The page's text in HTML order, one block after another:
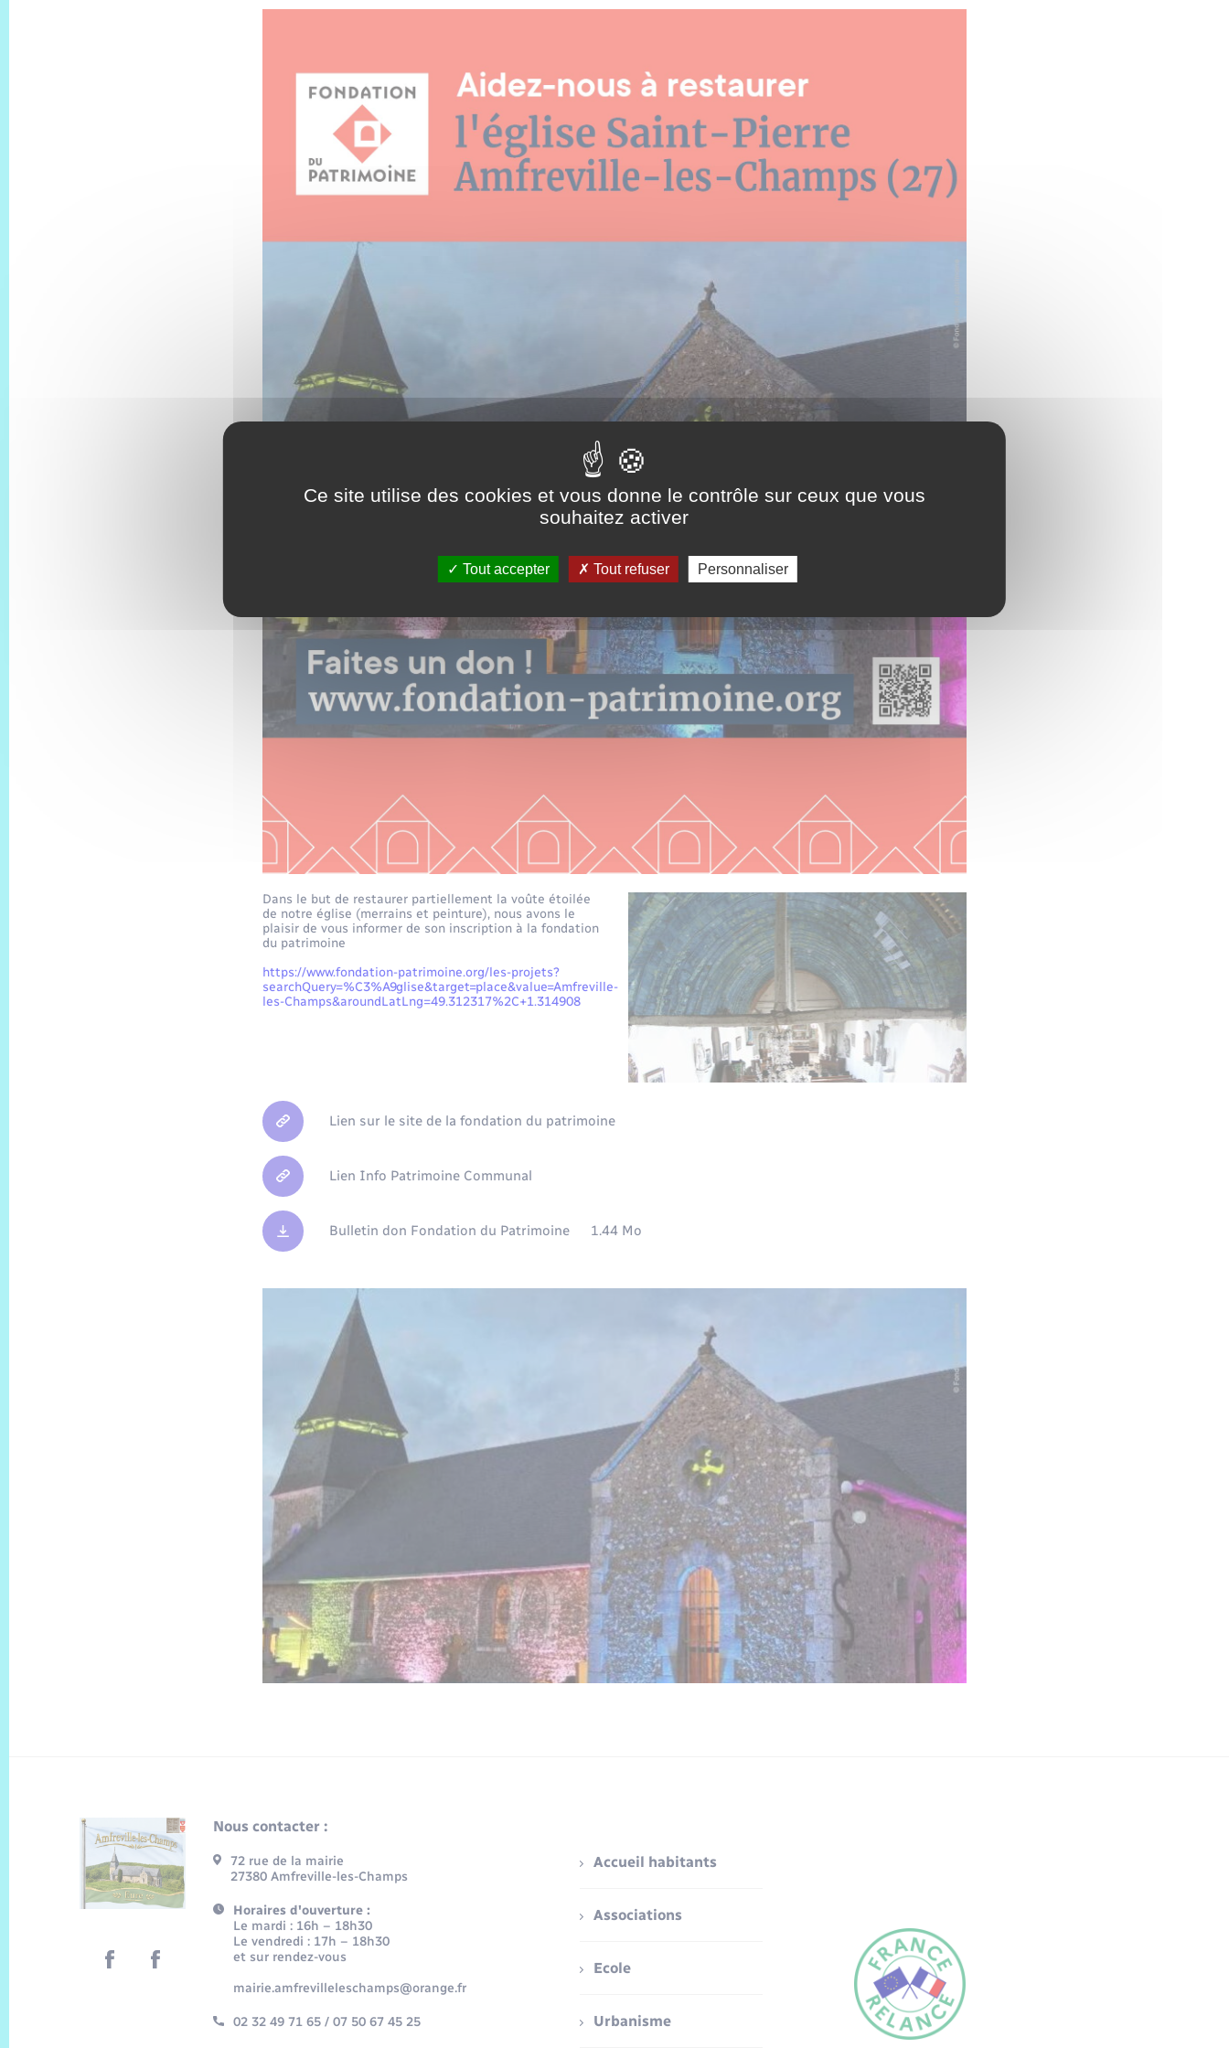
Dans le but de restaurer partiellement la voûte étoilée
de notre église (merrains et peinture), nous avons le
plaisir de vous informer de son inscription à la fondation
du patrimoine
https://www.fondation-patrimoine.org/les-projets?
searchQuery=%C3%A9glise&target=place&value=Amfreville-
les-Champs&aroundLatLng=49.312317%2C+1.314908
Lien sur le site de la fondation du patrimoine
Lien Info Patrimoine Communal
Bulletin don Fondation du Patrimoine 1.44 Mo
Nous contacter :
72 rue de la mairie
27380 Amfreville-les-Champs
Horaires d'ouverture :
Le mardi : 16h – 18h30
Le vendredi : 17h – 18h30
et sur rendez-vous
mairie.amfrevilleleschamps@orange.fr
02 32 49 71 65 / 07 50 67 45 25
Accueil habitants
Associations
Ecole
Urbanisme
Ce site utilise des cookies et vous donne le contrôle sur ceux que vous
souhaitez activer
Tout accepter Tout refuser Personnaliser